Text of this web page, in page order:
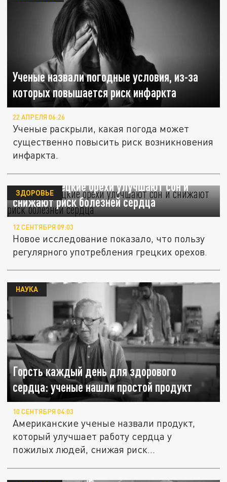
Ученые назвали погодные условия, из-за
которых повышается риск инфаркта
22 АПРЕЛЯ 06:26
Ученые раскрыли, какая погода может
существенно повысить риск возникновения
инфаркта.
Ученые: грецкие орехи улучшают сон и
снижают риск болезней сердца
ЗДОРОВЬЕ
12 СЕНТЯБРЯ 09:03
Новое исследование показало, что пользу
регулярного употребления грецких орехов.
Горсть каждый день для здорового
сердца: ученые нашли простой продукт
НАУКА
10 СЕНТЯБРЯ 04:03
Американские ученые назвали продукт,
который улучшает работу сердца у
пожилых людей, снижая риск...